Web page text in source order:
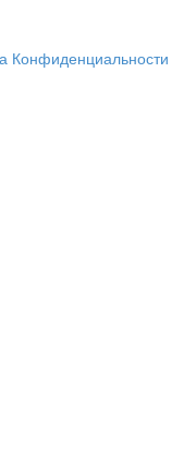
Конфиденциальности